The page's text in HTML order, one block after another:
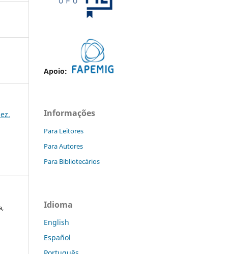
Apoio:
Informações
Para Leitores
Para Autores
Para Bibliotecários
Idioma
English
Español